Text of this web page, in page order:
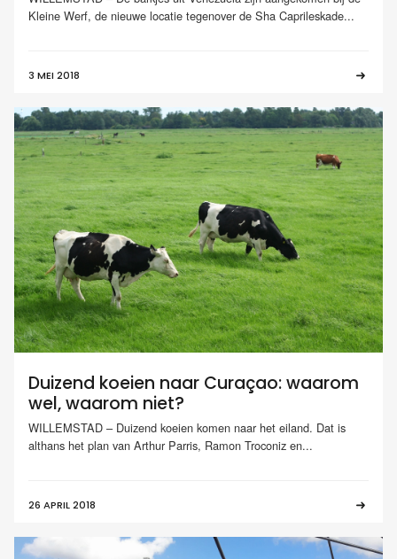
Kleine Werf, de nieuwe locatie tegenover de Sha Caprileskade...
3 MEI 2018
Duizend koeien naar Curaçao: waarom
wel, waarom niet?
WILLEMSTAD – Duizend koeien komen naar het eiland. Dat is
althans het plan van Arthur Parris, Ramon Troconiz en...
26 APRIL 2018